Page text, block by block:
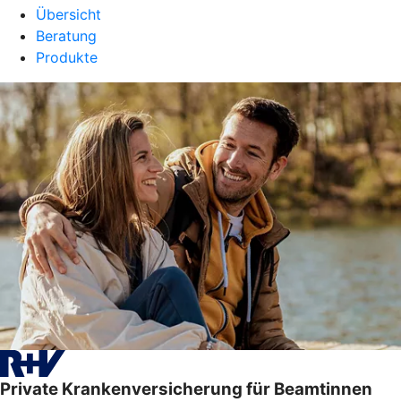
Übersicht
Beratung
Produkte
Private Krankenversicherung für Beamtinnen